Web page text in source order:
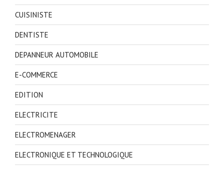
CUISINISTE
DENTISTE
DEPANNEUR AUTOMOBILE
E-COMMERCE
EDITION
ELECTRICITE
ELECTROMENAGER
ELECTRONIQUE ET TECHNOLOGIQUE